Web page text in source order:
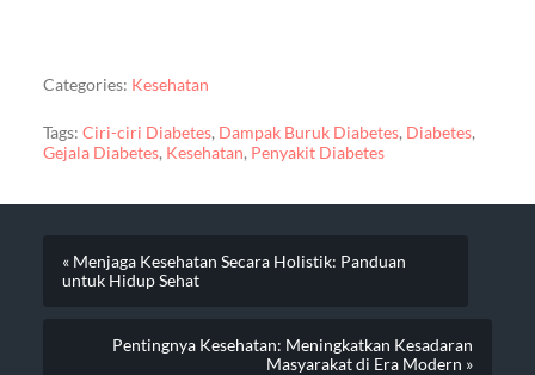
Categories: Kesehatan
Tags: Ciri-ciri Diabetes, Dampak Buruk Diabetes, Diabetes,
Gejala Diabetes, Kesehatan, Penyakit Diabetes
« Menjaga Kesehatan Secara Holistik: Panduan
untuk Hidup Sehat
Pentingnya Kesehatan: Meningkatkan Kesadaran
Masyarakat di Era Modern »